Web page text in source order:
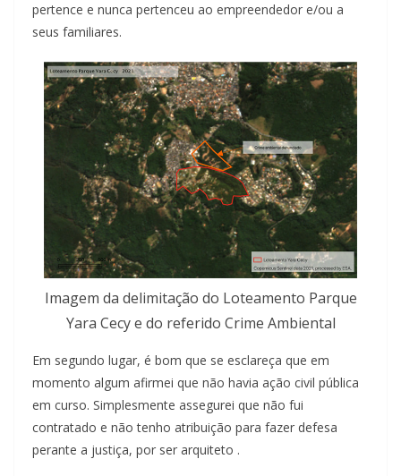
pertence e nunca pertenceu ao empreendedor e/ou a
seus familiares.
Imagem da delimitação do Loteamento Parque
Yara Cecy e do referido Crime Ambiental
Em segundo lugar, é bom que se esclareça que em
momento algum afirmei que não havia ação civil pública
em curso. Simplesmente assegurei que não fui
contratado e não tenho atribuição para fazer defesa
perante a justiça, por ser arquiteto .